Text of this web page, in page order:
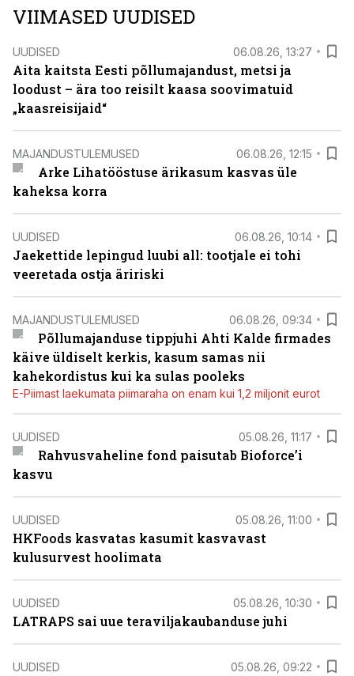
VIIMASED UUDISED
UUDISED 06.08.26, 13:27
Aita kaitsta Eesti põllumajandust, metsi ja
loodust – ära too reisilt kaasa soovimatuid
„kaasreisijaid“
MAJANDUSTULEMUSED 06.08.26, 12:15
Arke Lihatööstuse ärikasum kasvas üle
kaheksa korra
UUDISED 06.08.26, 10:14
Jaekettide lepingud luubi all: tootjale ei tohi
veeretada ostja äririski
MAJANDUSTULEMUSED 06.08.26, 09:34
Põllumajanduse tippjuhi Ahti Kalde firmades
käive üldiselt kerkis, kasum samas nii
kahekordistus kui ka sulas pooleks
E-Piimast laekumata piimaraha on enam kui 1,2 miljonit eurot
UUDISED 05.08.26, 11:17
Rahvusvaheline fond paisutab Bioforce’i
kasvu
UUDISED 05.08.26, 11:00
HKFoods kasvatas kasumit kasvavast
kulusurvest hoolimata
UUDISED 05.08.26, 10:30
LATRAPS sai uue teraviljakaubanduse juhi
UUDISED 05.08.26, 09:22